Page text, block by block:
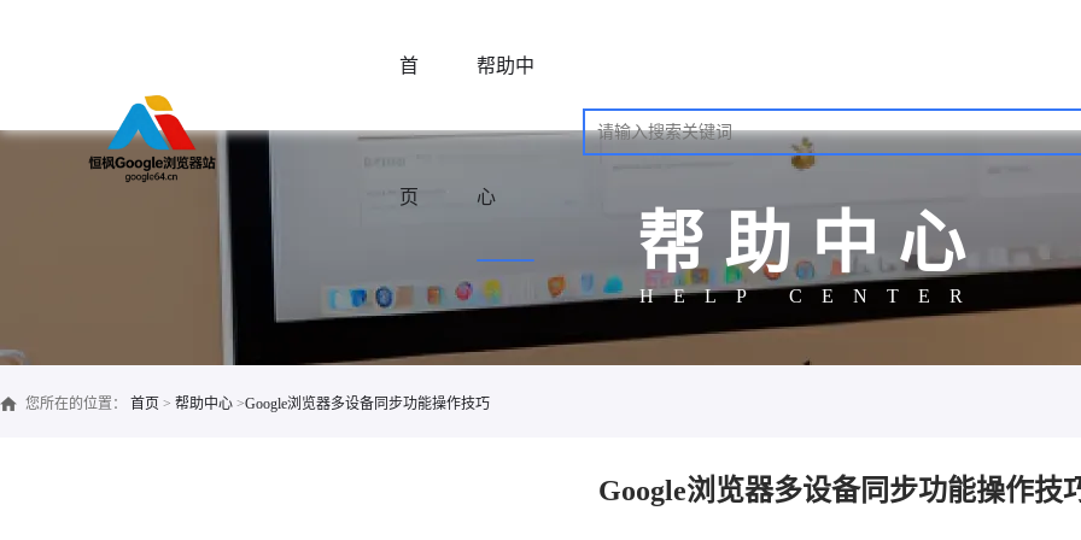
首
页
帮助中
心
帮助中心
HELP CENTER
您所在的位置： 首页 > 帮助中心 >Google浏览器多设备同步功能操作技巧
Google浏览器多设备同步功能操作技